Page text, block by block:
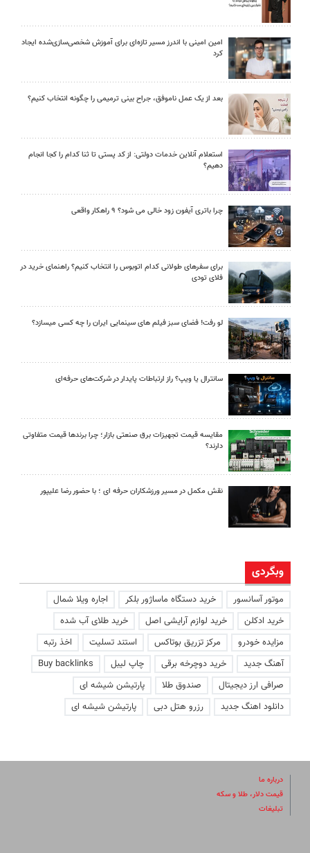
امین امینی با اندرز مسیر تازه‌ای برای آموزش شخصی‌سازی‌شده ایجاد
کرد
بعد از یک عمل ناموفق، جراح بینی ترمیمی را چگونه انتخاب کنیم؟
استعلام آنلاین خدمات دولتی: از کد پستی تا ثنا کدام را کجا انجام
دهیم؟
چرا باتری آیفون زود خالی می شود؟ ۹ راهکار واقعی
برای سفرهای طولانی کدام اتوبوس را انتخاب کنیم؟ راهنمای خرید در
فلای تودی
لو رفت! فضای سبز فیلم های سینمایی ایران را چه کسی میسازد؟
سانترال یا ویپ؟ راز ارتباطات پایدار در شرکت‌های حرفه‌ای
مقایسه قیمت تجهیزات برق صنعتی بازار؛ چرا برندها قیمت متفاوتی
دارند؟
نقش مکمل در مسیر ورزشکاران حرفه ای ؛ با حضور رضا علیپور
وبگردی
موتور آسانسور خرید دستگاه ماساژور بلکر
اجاره ویلا شمال
خرید ادکلن
خرید لوازم آرایشی اصل
خرید طلای آب شده
مزایده خودرو
مرکز تزریق بوتاکس استند تسلیت
اخذ رتبه
آهنگ جدید
خرید دوچرخه برقی چاپ لیبل
Buy backlinks
صرافی ارز دیجیتال
صندوق طلا
پارتیشن شیشه ای
دانلود اهنگ جدید
رزرو هتل دبی پارتیشن شیشه ای
درباره ما
قیمت دلار، طلا و سکه
تبلیغات